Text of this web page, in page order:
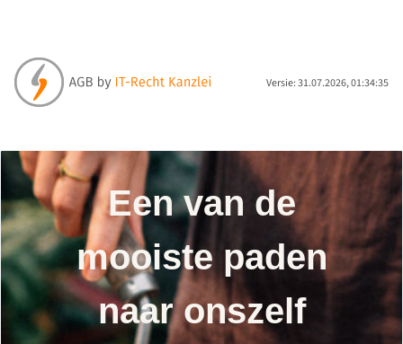
Versie: 31.07.2026, 01:34:35
Een van de
mooiste paden
naar onszelf